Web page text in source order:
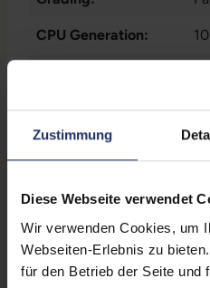
Zustimmung
Diese Webseite verwendet
Wir verwenden Cookies, um
Webseiten-Erlebnis zu
für den Betrieb der Seite und
CPU Generation: 10
Prozessorkerne: 4
Displayart:
Schnittstellen: